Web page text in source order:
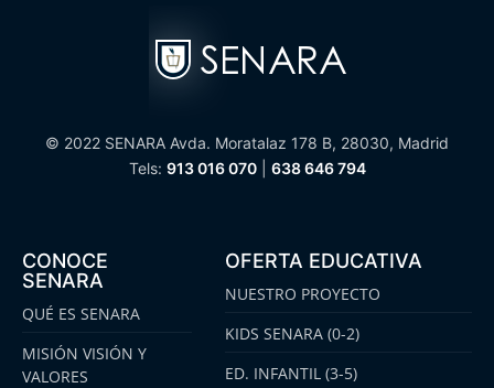
© 2022 SENARA Avda. Moratalaz 178 B, 28030, Madrid
Tels: 913 016 070| 638 646 794
CONOCE
SENARA
QUÉ ES SENARA
MISIÓN VISIÓN Y
VALORES
OFERTA EDUCATIVA
NUESTRO PROYECTO
KIDS SENARA (0-2)
ED. INFANTIL (3-5)